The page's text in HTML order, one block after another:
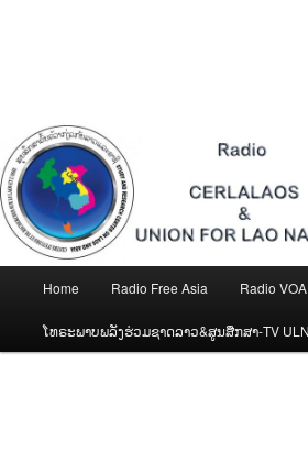
Home Radio Free Asia Radio VOA
ໂທຣະພາບພລັງຮ່ວມຊາດລາວ&ສູນສືກສາ-TV